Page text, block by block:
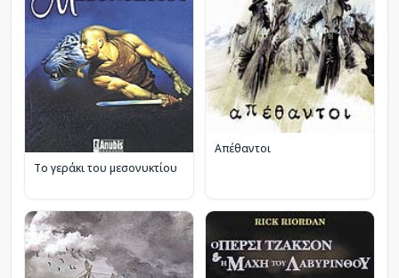
Το γεράκι του μεσονυκτίου
Απέθαντοι